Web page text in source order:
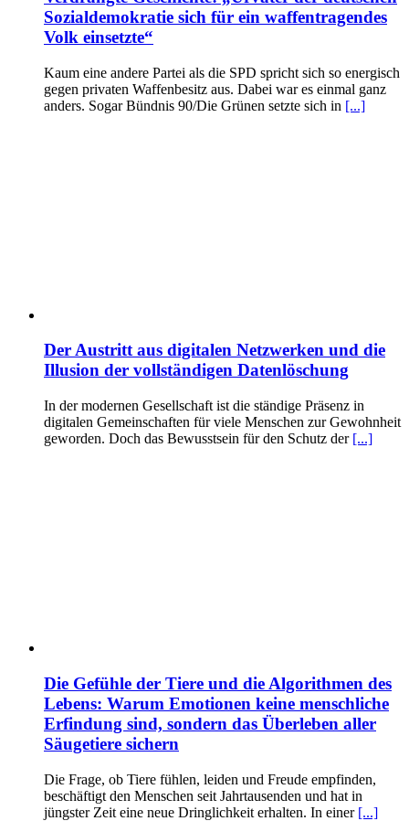
Sozialdemokratie sich für ein waffentragendes
Volk einsetzte“
Kaum eine andere Partei als die SPD spricht sich so energisch
gegen privaten Waffenbesitz aus. Dabei war es einmal ganz
anders. Sogar Bündnis 90/Die Grünen setzte sich in [...]
Der Austritt aus digitalen Netzwerken und die
Illusion der vollständigen Datenlöschung
In der modernen Gesellschaft ist die ständige Präsenz in
digitalen Gemeinschaften für viele Menschen zur Gewohnheit
geworden. Doch das Bewusstsein für den Schutz der [...]
Die Gefühle der Tiere und die Algorithmen des
Lebens: Warum Emotionen keine menschliche
Erfindung sind, sondern das Überleben aller
Säugetiere sichern
Die Frage, ob Tiere fühlen, leiden und Freude empfinden,
beschäftigt den Menschen seit Jahrtausenden und hat in
jüngster Zeit eine neue Dringlichkeit erhalten. In einer [...]